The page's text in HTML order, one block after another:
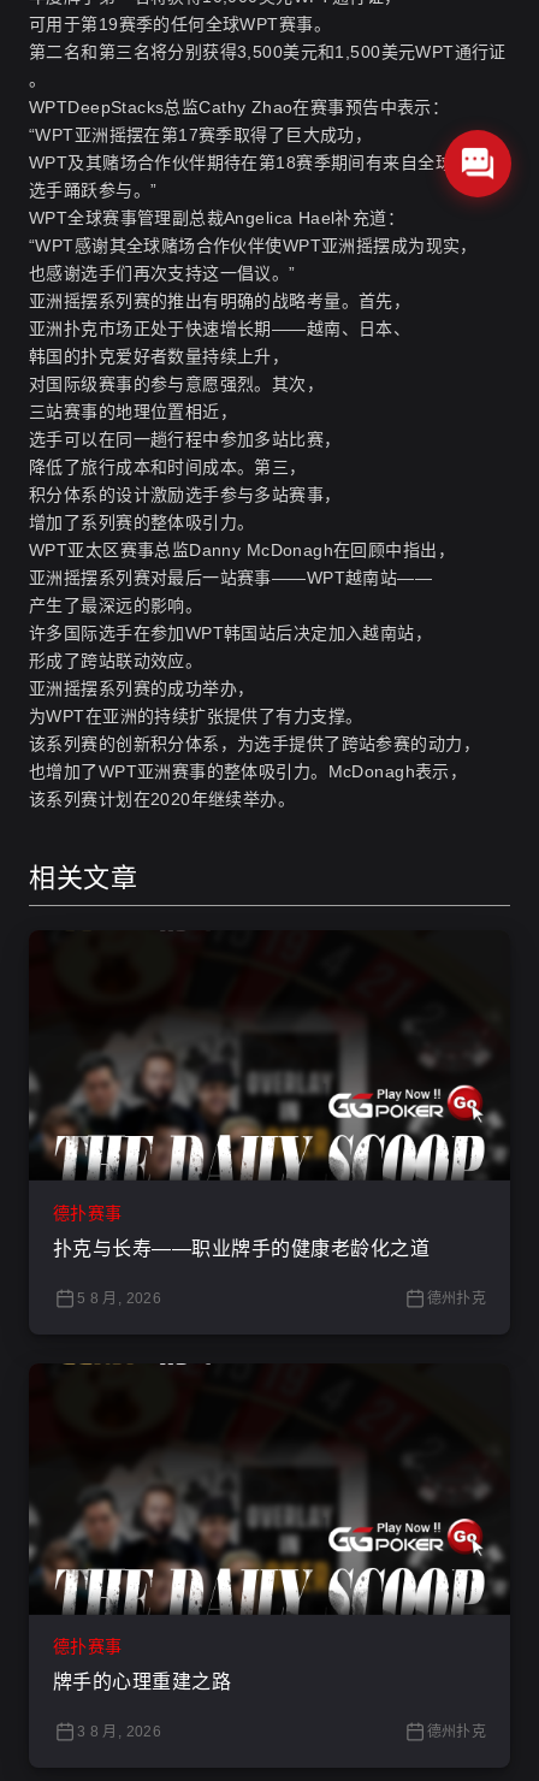
可用于第19赛季的任何全球WPT赛事。
第二名和第三名将分别获得3,500美元和1,500美元WPT通行证
。
WPTDeepStacks总监Cathy Zhao在赛事预告中表示：
“WPT亚洲摇摆在第17赛季取得了巨大成功，
WPT及其赌场合作伙伴期待在第18赛季期间有来自全球各地的
选手踊跃参与。”
WPT全球赛事管理副总裁Angelica Hael补充道：
“WPT感谢其全球赌场合作伙伴使WPT亚洲摇摆成为现实，
也感谢选手们再次支持这一倡议。”
亚洲摇摆系列赛的推出有明确的战略考量。首先，
亚洲扑克市场正处于快速增长期——越南、日本、
韩国的扑克爱好者数量持续上升，
对国际级赛事的参与意愿强烈。其次，
三站赛事的地理位置相近，
选手可以在同一趟行程中参加多站比赛，
降低了旅行成本和时间成本。第三，
积分体系的设计激励选手参与多站赛事，
增加了系列赛的整体吸引力。
WPT亚太区赛事总监Danny McDonagh在回顾中指出，
亚洲摇摆系列赛对最后一站赛事——WPT越南站——
产生了最深远的影响。
许多国际选手在参加WPT韩国站后决定加入越南站，
形成了跨站联动效应。
亚洲摇摆系列赛的成功举办，
为WPT在亚洲的持续扩张提供了有力支撑。
该系列赛的创新积分体系，为选手提供了跨站参赛的动力，
也增加了WPT亚洲赛事的整体吸引力。McDonagh表示，
该系列赛计划在2020年继续举办。
相关文章
德扑赛事
扑克与长寿——职业牌手的健康老龄化之道
5 8 月, 2026 德州扑克
德扑赛事
牌手的心理重建之路
3 8 月, 2026 德州扑克